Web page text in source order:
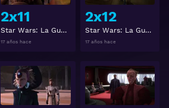
2x11
Star Wars: La Guerra de los Clones 2x11
17 años hace
2x12
Star Wars: La Guerra de los Clones 2x12
17 años hace
Ver